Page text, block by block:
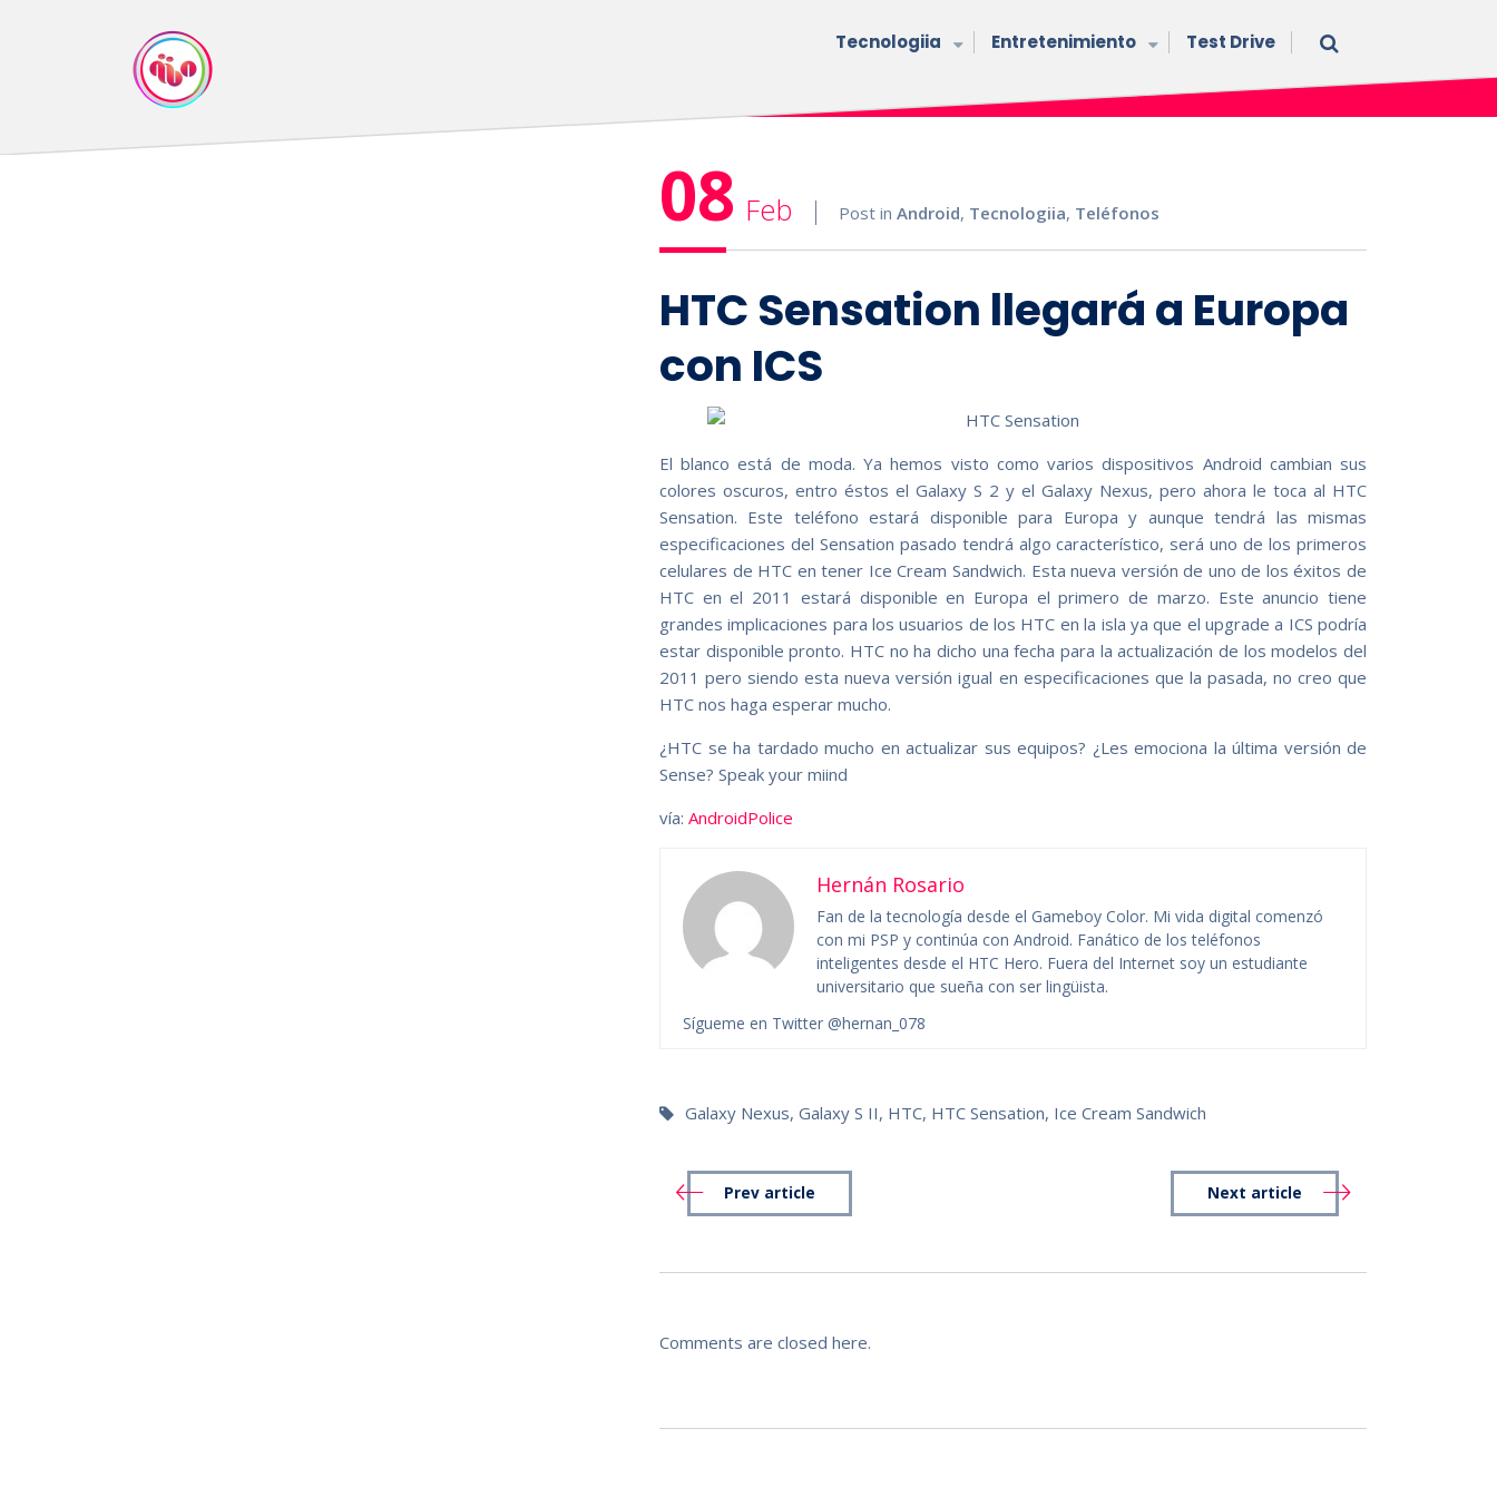
Tecnologiia Entretenimiento Test Drive
08 Feb Post inAndroid, Tecnologiia, Teléfonos
HTC Sensation llegará a Europa
con ICS
El blanco está de moda. Ya hemos visto como varios dispositivos Android cambian sus
colores oscuros, entro éstos el Galaxy S 2 y el Galaxy Nexus, pero ahora le toca al HTC
Sensation. Este teléfono estará disponible para Europa y aunque tendrá las mismas
especificaciones del Sensation pasado tendrá algo característico, será uno de los primeros
celulares de HTC en tener Ice Cream Sandwich. Esta nueva versión de uno de los éxitos de
HTC en el 2011 estará disponible en Europa el primero de marzo. Este anuncio tiene
grandes implicaciones para los usuarios de los HTC en la isla ya que el upgrade a ICS podría
estar disponible pronto. HTC no ha dicho una fecha para la actualización de los modelos del
2011 pero siendo esta nueva versión igual en especificaciones que la pasada, no creo que
HTC nos haga esperar mucho.
¿HTC se ha tardado mucho en actualizar sus equipos? ¿Les emociona la última versión de
Sense? Speak your miind
vía: AndroidPolice
Hernán Rosario
Fan de la tecnología desde el Gameboy Color. Mi vida digital comenzó
con mi PSP y continúa con Android. Fanático de los teléfonos
inteligentes desde el HTC Hero. Fuera del Internet soy un estudiante
universitario que sueña con ser lingüista.
Sígueme en Twitter @hernan_078
Galaxy Nexus,Galaxy S II, HTC, HTC Sensation, Ice Cream Sandwich
Prev article Next article
Comments are closed here.